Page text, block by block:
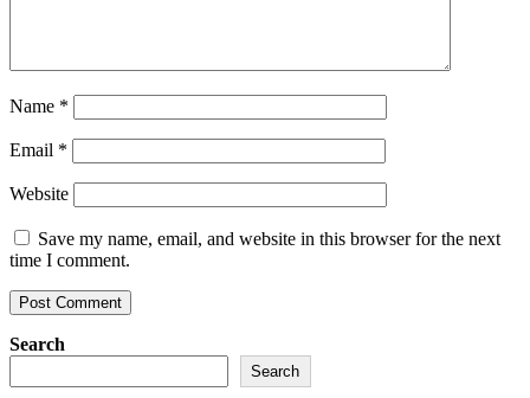
Name *
Email *
Website
Save my name, email, and website in this browser for the next
time I comment.
Search
Search